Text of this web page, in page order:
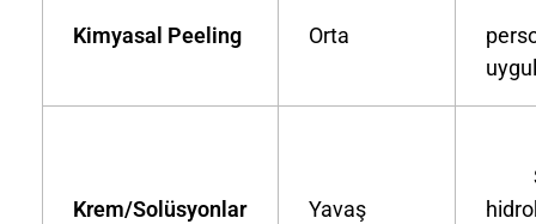
Kimyasal Peeling Orta
Krem/Solüsyonlar Yavaş